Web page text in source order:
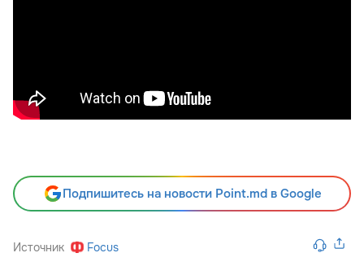
Подпишитесь на новости Point.md в Google
Источник Focus